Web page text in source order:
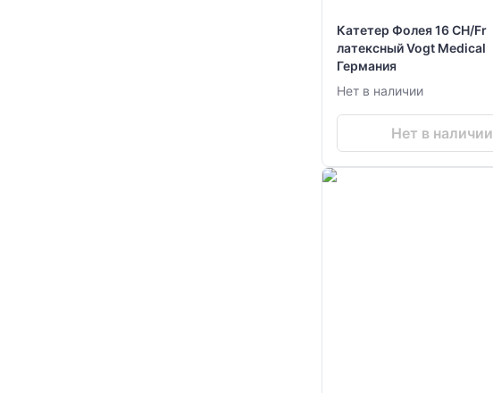
Катетер Фолея 16 CH/Fr
латексный Vogt Medical
Германия
Нет в наличии
Нет в наличии